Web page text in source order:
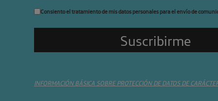
Consiento el tratamiento de mis datos personales para el envío de
INFORMACIÓN BÁSICA SOBRE PROTECCIÓN DE DATOS DE